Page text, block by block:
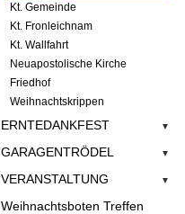
Kt. Gemeinde
Kt. Fronleichnam
Kt. Wallfahrt
Neuapostolische Kirche
Friedhof
Weihnachtskrippen
ERNTEDANKFEST ▼
GARAGENTRÖDEL ▼
VERANSTALTUNG ▼
Weihnachtsboten Treffen